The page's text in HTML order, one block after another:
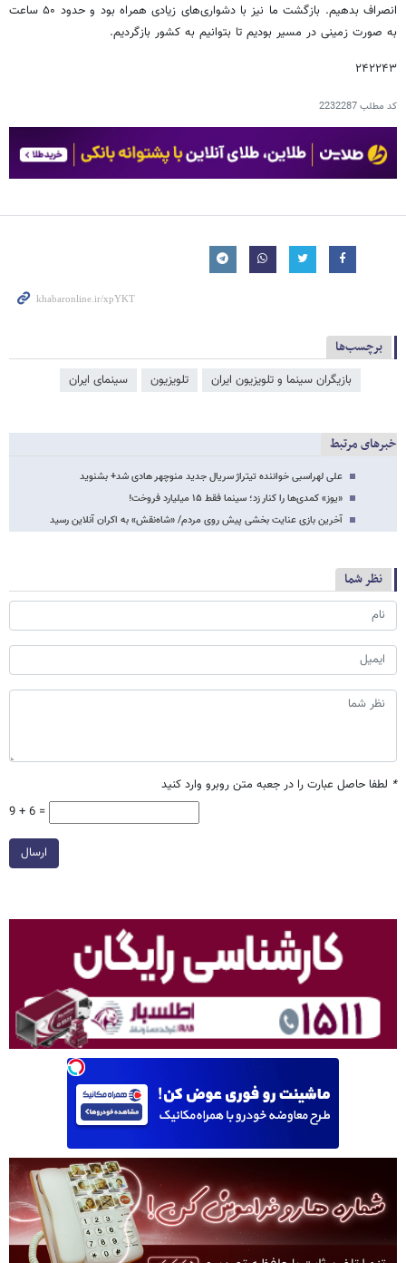
انصراف بدهیم. بازگشت ما نیز با دشواری‌های زیادی همراه بود و حدود ۵۰ ساعت
به صورت زمینی در مسیر بودیم تا بتوانیم به کشور بازگردیم.
۲۴۲۲۴۳
کد مطلب2232287
برچسب‌ها
بازیگران سینما و تلویزیون ایران تلویزیون سینمای ایران
خبرهای مرتبط
علی لهراسبی خواننده تیتراژ سریال جدید منوچهر هادی شد+ بشنوید
«یوز» کمدی‌ها را کنار زد؛ سینما فقط ۱۵ میلیارد فروخت!
آخرین بازی عنایت بخشی پیش روی مردم/ «شاه‌نقش» به اکران آنلاین رسید
نظر شما
* لطفا حاصل عبارت را در جعبه متن روبرو وارد کنید
9 + 6 =
ارسال